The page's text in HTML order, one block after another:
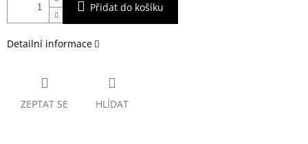
Přidat do košíku
Detailní informace
ZEPTAT SE HLÍDAT